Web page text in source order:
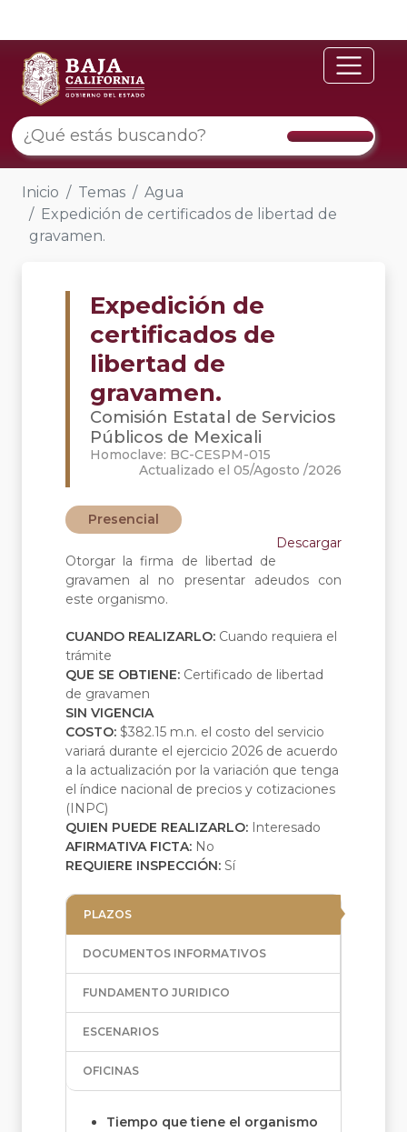
Inicio Temas
Agua
Expedición de certificados de libertad de
gravamen.
Expedición de
certificados de
libertad de
gravamen.
Comisión Estatal de Servicios
Públicos de Mexicali
Homoclave: BC-CESPM-015
Actualizado el 05/Agosto /2026
Presencial
Descargar
Otorgar la firma de libertad de
gravamen al no presentar adeudos con
este organismo.
CUANDO REALIZARLO: Cuando requiera el
trámite
QUE SE OBTIENE: Certificado de libertad
de gravamen
SIN VIGENCIA
COSTO: $382.15 m.n. el costo del servicio
variará durante el ejercicio 2026 de acuerdo
a la actualización por la variación que tenga
el índice nacional de precios y cotizaciones
(INPC)
QUIEN PUEDE REALIZARLO: Interesado
AFIRMATIVA FICTA: No
REQUIERE INSPECCIÓN: Sí
PLAZOS
DOCUMENTOS INFORMATIVOS
FUNDAMENTO JURIDICO
ESCENARIOS
OFICINAS
Tiempo que tiene el organismo